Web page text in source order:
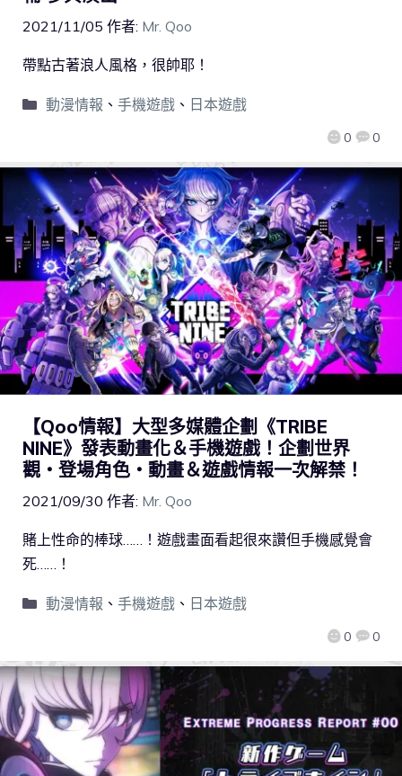
2021/11/05 作者: Mr. Qoo
0 0
帶點古著浪人風格，很帥耶！
動漫情報 、 手機遊戲、 日本遊戲
【Qoo情報】大型多媒體企劃《TRIBE
NINE》發表動畫化＆手機遊戲！企劃世界
觀・登場角色・動畫＆遊戲情報一次解禁！
2021/09/30 作者: Mr. Qoo
0 0
賭上性命的棒球……！遊戲畫面看起很來讚但手機感覺會
死……！
動漫情報 、 手機遊戲、 日本遊戲